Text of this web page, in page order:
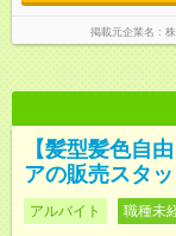
掲載元企業名
【髪型髪色自
アの販売スタ
アルバイト 職種未